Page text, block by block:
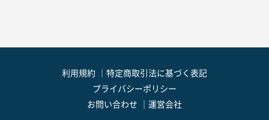
利用規約
特定商取引法に基づく表記
プライバシーポリシー
お問い合わせ
運営会社